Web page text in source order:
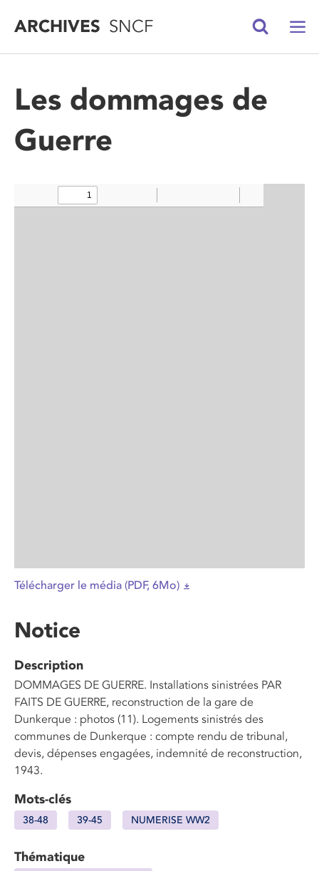
ARCHIVESSNCF
Les dommages de
Guerre
Télécharger le média (PDF, 6Mo)
Notice
Description
DOMMAGES DE GUERRE. Installations sinistrées PAR
FAITS DE GUERRE, reconstruction de la gare de
Dunkerque : photos (11). Logements sinistrés des
communes de Dunkerque : compte rendu de tribunal,
devis, dépenses engagées, indemnité de reconstruction,
1943.
Mots-clés
38-48 39-45 NUMERISE WW2
Thématique